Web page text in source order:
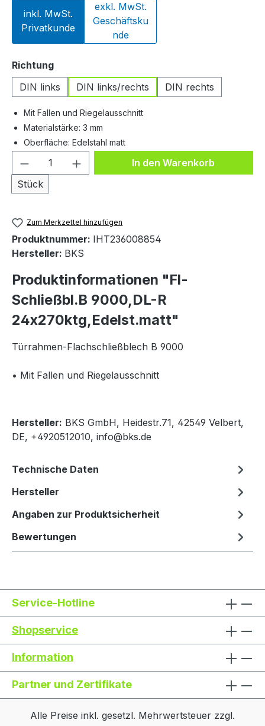
inkl. MwSt.
Privatkunde
exkl. MwSt.
Geschäftsku
nde
Richtungauswählen
DIN links
DIN links/rechts DIN rechts
Mit Fallen und Riegelausschnitt
Materialstärke: 3 mm
Oberfläche: Edelstahl matt
Produkt Anzahl: Gib den
Stück
In den Warenkorb
Zum Merkzettel hinzufügen
Produktnummer: IHT236008854
Hersteller: BKS
Produktinformationen "Fl-
Schließbl.B 9000,DL-R
24x270ktg,Edelst.matt"
Türrahmen-Flachschließblech B 9000
• Mit Fallen und Riegelausschnitt
Hersteller: BKS GmbH, Heidestr.71, 42549 Velbert,
DE, +4920512010, info@bks.de
Technische Daten
Hersteller
Angaben zur Produktsicherheit
Bewertungen
Service-Hotline
Shopservice
Information
Partner und Zertifikate
Alle Preise inkl. gesetzl. Mehrwertsteuer zzgl.